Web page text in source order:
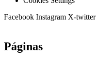
Facebook Instagram X-twitter
Páginas